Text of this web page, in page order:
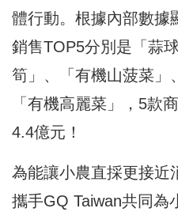
體行動。根據內部數據
銷售TOP5分別是「蒜
筍」、「有機山菠菜」
「有機高麗菜」，5款
4.4億元！
為能讓小農直採更接近
攜手GQ Taiwan共同為